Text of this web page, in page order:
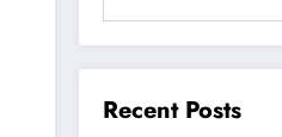
Recent Posts